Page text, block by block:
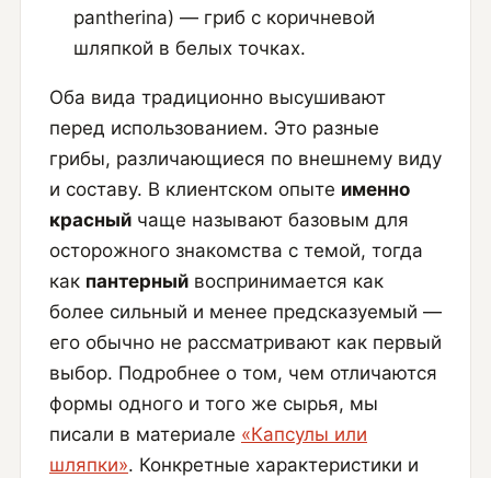
pantherina) — гриб с коричневой
шляпкой в белых точках.
Оба вида традиционно высушивают
перед использованием. Это разные
грибы, различающиеся по внешнему виду
и составу. В клиентском опыте именно
красный чаще называют базовым для
осторожного знакомства с темой, тогда
как пантерный воспринимается как
более сильный и менее предсказуемый —
его обычно не рассматривают как первый
выбор. Подробнее о том, чем отличаются
формы одного и того же сырья, мы
писали в материале «Капсулы или
шляпки». Конкретные характеристики и